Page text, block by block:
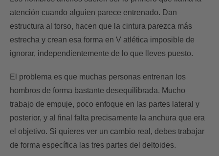
atención cuando alguien parece entrenado. Dan
estructura al torso, hacen que la cintura parezca más
estrecha y crean esa forma en V atlética imposible de
ignorar, independientemente de lo que lleves puesto.
El problema es que muchas personas entrenan los
hombros de forma bastante desequilibrada. Mucho
trabajo de empuje, poco enfoque en las partes lateral y
posterior, y al final falta precisamente la anchura que era
el objetivo. Si quieres ver un cambio real, debes trabajar
de forma específica las tres partes del deltoides.